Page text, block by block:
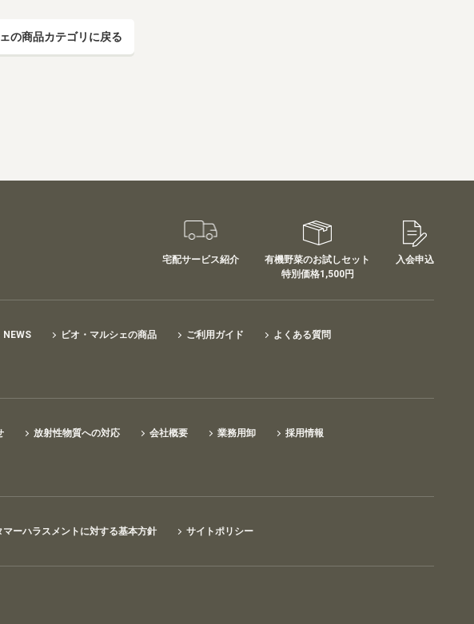
の商品カテゴリに戻る
宅配サービス紹介
有機野菜のお試しセット
特別価格1,500円
入会申込
NEWS ビオ・マルシェの商品 ご利用ガイド よくある質問
放射性物質への対応 会社概要 業務用卸 採用情報
マーハラスメントに対する基本方針 サイトポリシー